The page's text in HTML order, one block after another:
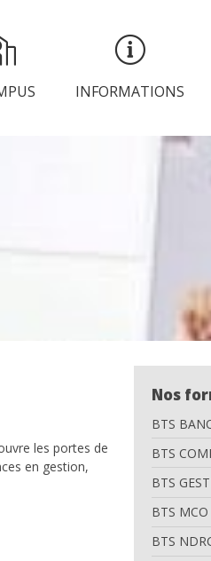
INFORMATIONS
les portes de
en gestion,
Nos
BTS
BTS
BTS
BTS MCO
BTS